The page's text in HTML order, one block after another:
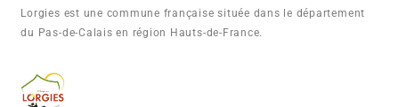
Lorgies est une commune française située dans le département
du Pas-de-Calais en région Hauts-de-France.